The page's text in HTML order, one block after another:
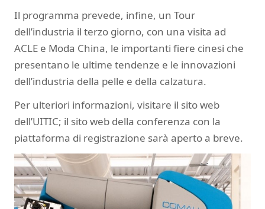
Il programma prevede, infine, un Tour
dell’industria il terzo giorno, con una visita ad
ACLE e Moda China, le importanti fiere cinesi che
presentano le ultime tendenze e le innovazioni
dell’industria della pelle e della calzatura.
Per ulteriori informazioni, visitare il sito web
dell’UITIC; il sito web della conferenza con la
piattaforma di registrazione sarà aperto a breve.